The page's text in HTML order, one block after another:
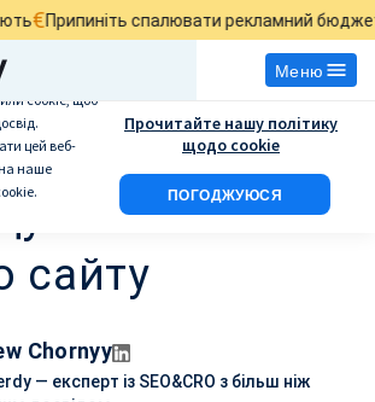
спалювати рекламний бюджет£
Меню
до дій:
UX
сайту
Chornyy
— експерт із SEO&CRO з більш ніж
cookie, щоб
цей веб-
наше
ПОГОДЖУЮСЯ
Прочитайте нашу політику
щодо cookie